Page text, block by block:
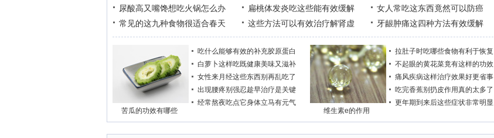
尿酸高又嘴馋想吃火锅怎么办
常见的这九种食物很适合春天
扁桃体发炎吃这些能有效缓解
这些方法可以有效治疗解肾虚
女人常吃这东西竟然可以防癌
牙龈肿痛这四种方法有效缓解
苦瓜的功效有哪些
吃什么能够有效的补充胶原蛋白
白萝卜这样吃既健康美味又滋补
女性来月经这些东西别再乱吃了
出现腰疼别强忍趁早治疗是关键
经常熬夜吃点它身体立马有元气
维生素e的作用
拉肚子时吃哪些食物有利于恢复
不起眼的黄花菜竟有这样的功效
痛风疾病这样治疗效果好更省事
吃完香蕉别扔皮作用真的太多了
更年期到来后这些症状非常明显